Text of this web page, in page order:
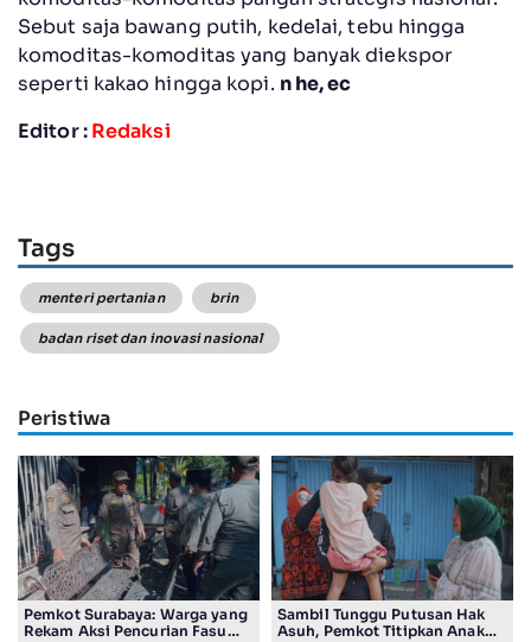
Sebut saja bawang putih, kedelai, tebu hingga
komoditas-komoditas yang banyak diekspor
seperti kakao hingga kopi. n he, ec
Editor :Redaksi
Tags
menteri pertanian brin
badan riset dan inovasi nasional
Peristiwa
Pemkot Surabaya: Warga yang
Rekam Aksi Pencurian Fasum
Sambil Tunggu Putusan Hak
Asuh, Pemkot Titipkan Anak